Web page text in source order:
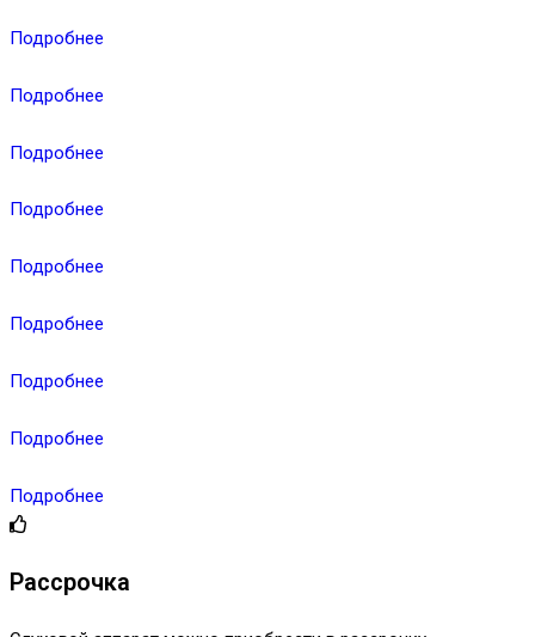
Подробнее
Подробнее
Подробнее
Подробнее
Подробнее
Подробнее
Подробнее
Подробнее
Подробнее
Рассрочка